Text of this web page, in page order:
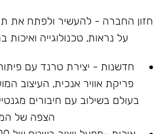
חזון החברה - להעשיר ולפתח את
על נראות, טכנולוגייה ואיכות
פריקת אוויר אנכית, העיצוב
בעולם בשילוב עם חיבורים
הצפה של